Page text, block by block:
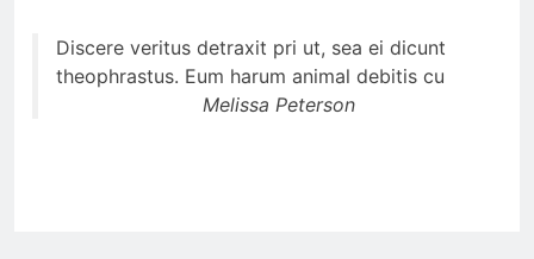
Discere veritus detraxit pri ut, sea ei dicunt
theophrastus. Eum harum animal debitis cu
Melissa Peterson